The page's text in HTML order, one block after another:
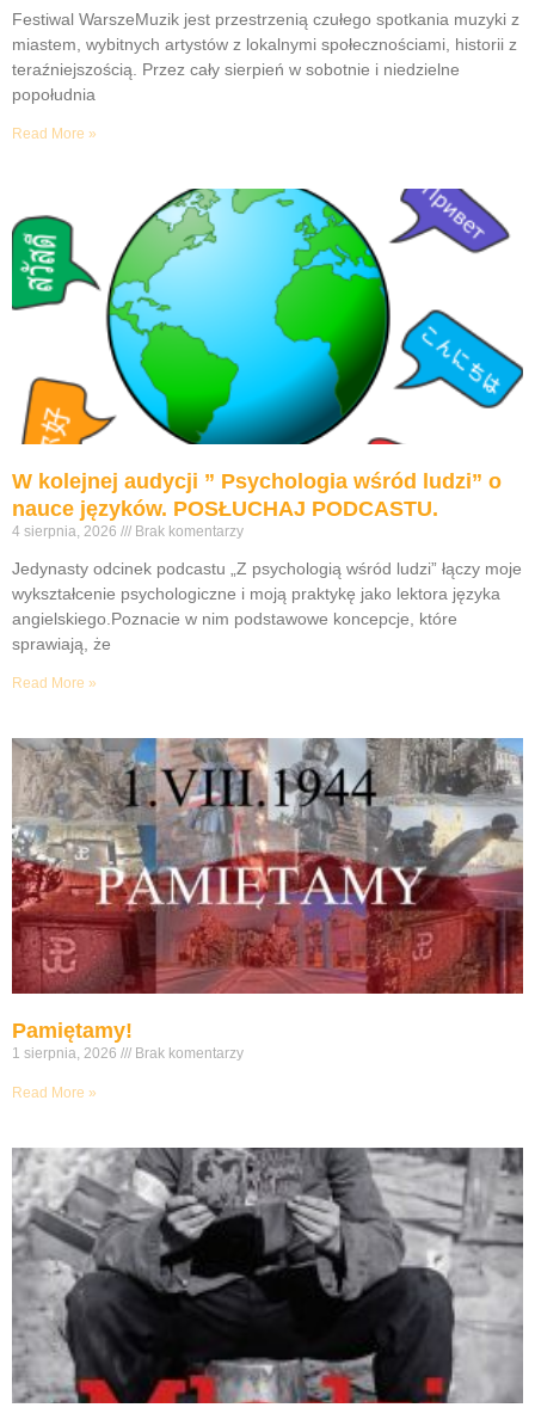
Festiwal WarszeMuzik jest przestrzenią czułego spotkania muzyki z
miastem, wybitnych artystów z lokalnymi społecznościami, historii z
teraźniejszością. Przez cały sierpień w sobotnie i niedzielne
popołudnia
Read More »
W kolejnej audycji ” Psychologia wśród ludzi” o
nauce języków. POSŁUCHAJ PODCASTU.
4 sierpnia, 2026 Brak komentarzy
Jedynasty odcinek podcastu „Z psychologią wśród ludzi” łączy moje
wykształcenie psychologiczne i moją praktykę jako lektora języka
angielskiego.Poznacie w nim podstawowe koncepcje, które
sprawiają, że
Read More »
Pamiętamy!
1 sierpnia, 2026 Brak komentarzy
Read More »